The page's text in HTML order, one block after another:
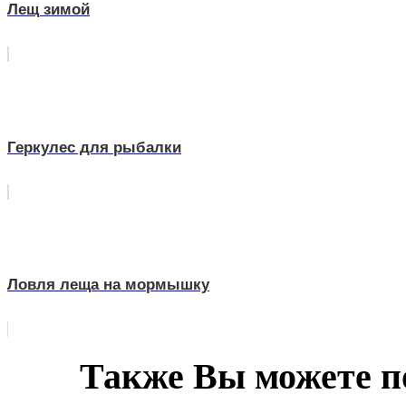
Лещ зимой
Геркулес для рыбалки
Ловля леща на мормышку
Также Вы можете